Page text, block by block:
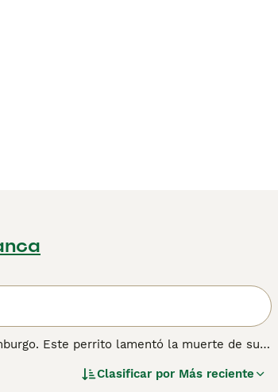
Este perrito lamentó la muerte de sus
por parte del Kennel Club. Por eso,
Clasificar por Más reciente